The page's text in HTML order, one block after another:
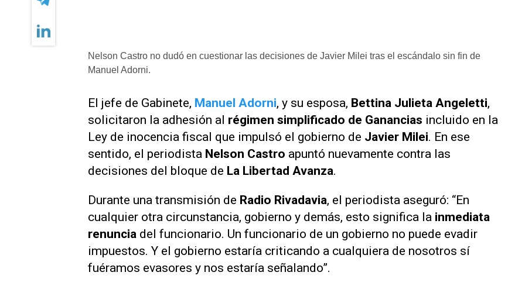
Nelson Castro no dudó en cuestionar las decisiones de Javier Milei tras el escándalo sin fin de
Manuel Adorni.
El jefe de Gabinete, Manuel Adorni, y su esposa, Bettina Julieta Angeletti,
solicitaron la adhesión al régimen simplificado de Ganancias incluido en la
Ley de inocencia fiscal que impulsó el gobierno de Javier Milei. En ese
sentido, el periodista Nelson Castro apuntó nuevamente contra las
decisiones del bloque de La Libertad Avanza.
Durante una transmisión de Radio Rivadavia, el periodista aseguró: “En
cualquier otra circunstancia, gobierno y demás, esto significa la inmediata
renuncia del funcionario. Un funcionario de un gobierno no puede evadir
impuestos. Y el gobierno estaría criticando a cualquiera de nosotros sí
fuéramos evasores y nos estaría señalando”.